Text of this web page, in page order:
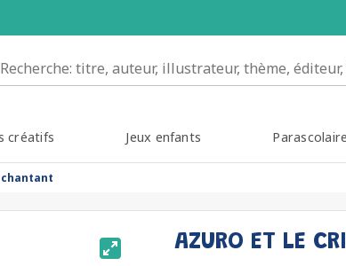
créatifs Jeux enfants Parascolaire
AZURO ET LE